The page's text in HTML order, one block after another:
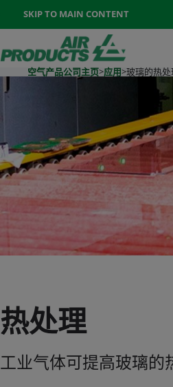
SKIP TO MAIN CONTENT
Once the menu is open you can
400-888-7662 联系我们
Go To Home Page
空气产品公司主页>应用>玻璃的热处
热处理
工业气体可提高玻璃的